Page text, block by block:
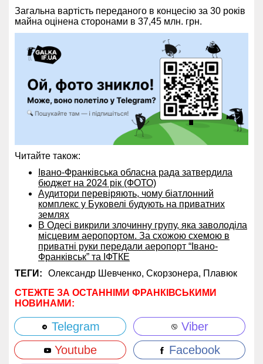
Загальна вартість переданого в концесію за 30 років
майна оцінена сторонами в 37,45 млн. грн.
Читайте також:
Івано-Франківська обласна рада затвердила
бюджет на 2024 рік (ФОТО)
Аудитори перевіряють, чому біатлонний
комплекс у Буковелі будують на приватних
землях
В Одесі викрили злочинну групу, яка заволоділа
місцевим аеропортом. За схожою схемою в
приватні руки передали аеропорт “Івано-
Франківськ” та ІФТКЕ
ТЕГИ:
Олександр Шевченко, Скорзонера, Плавюк
СТЕЖТЕ ЗА ОСТАННІМИ ФРАНКІВСЬКИМИ
НОВИНАМИ:
Telegram
Viber
Youtube
Facebook